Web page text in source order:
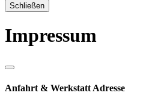
Schließen
Impressum
Anfahrt & Werkstatt Adresse